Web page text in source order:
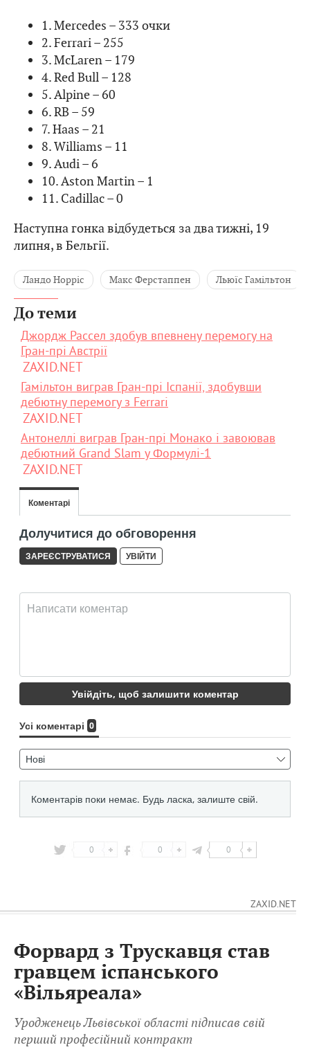
1. Mercedes – 333 очки
2. Ferrari – 255
3. McLaren – 179
4. Red Bull – 128
5. Alpine – 60
6. RB – 59
7. Haas – 21
8. Williams – 11
9. Audi – 6
10. Aston Martin – 1
11. Cadillac – 0
Наступна гонка відбудеться за два тижні, 19
липня, в Бельгії.
Ландо Норріс Макс Ферстаппен Льюїс Гамільтон
До теми
Джордж Рассел здобув впевнену перемогу на
Гран-прі Австрії
ZAXID.NET
Гамільтон виграв Гран-прі Іспанії, здобувши
дебютну перемогу з Ferrari
ZAXID.NET
Антонеллі виграв Гран-прі Монако і завоював
дебютний Grand Slam у Формулі-1
ZAXID.NET
0 0 0
ZAXID.NET
Форвард з Трускавця став
гравцем іспанського
«Вільяреала»
Уродженець Львівської області підписав свій
перший професійний контракт